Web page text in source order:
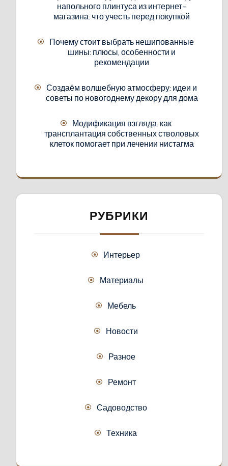
напольного плинтуса из интернет-
магазина: что учесть перед покупкой
Почему стоит выбрать нешипованные
шины: плюсы, особенности и
рекомендации
Создаём волшебную атмосферу: идеи и
советы по новогоднему декору для дома
Модификация взгляда: как
трансплантация собственных стволовых
клеток помогает при лечении нистагма
РУБРИКИ
Интерьер
Материалы
Мебель
Новости
Разное
Ремонт
Садоводство
Техника